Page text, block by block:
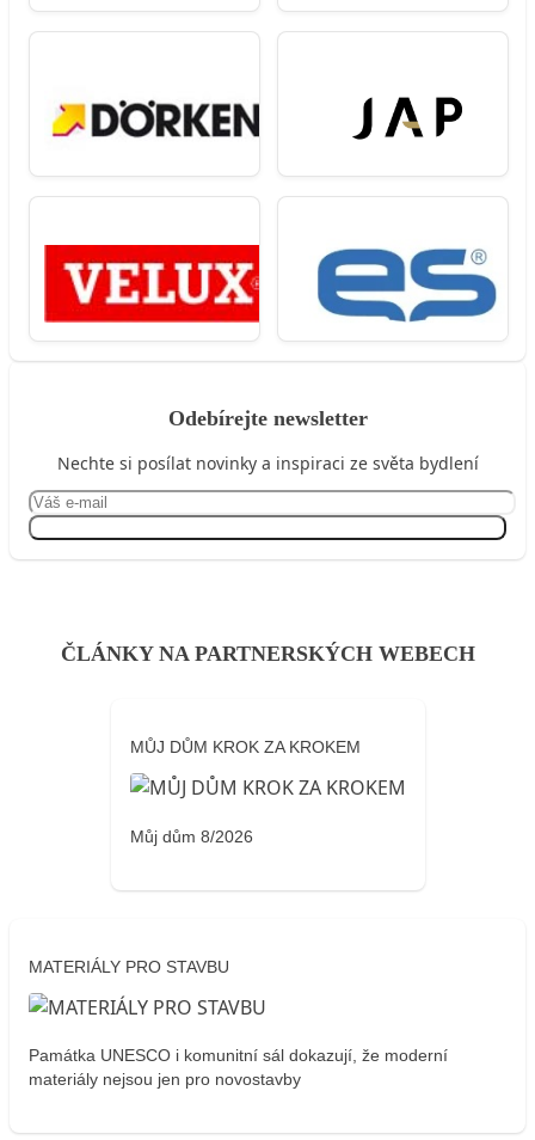
Odebírejte newsletter
Nechte si posílat novinky a inspiraci ze světa bydlení
ČLÁNKY NA PARTNERSKÝCH WEBECH
MŮJ DŮM KROK ZA KROKEM
Můj dům 8/2026
MATERIÁLY PRO STAVBU
Památka UNESCO i komunitní sál dokazují, že moderní
materiály nejsou jen pro novostavby